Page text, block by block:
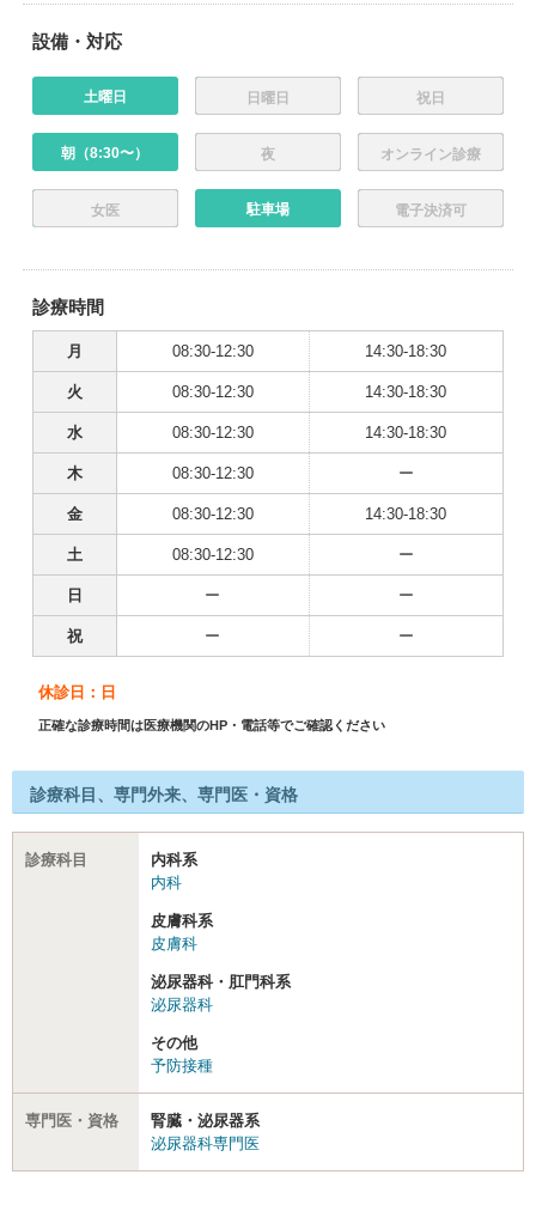
設備・対応
土曜日 日曜日 祝日
朝（8:30〜） 夜 オンライン診療
女医 駐車場 電子決済可
診療時間
月 08:30-12:30 14:30-18:30
火 08:30-12:30 14:30-18:30
水 08:30-12:30 14:30-18:30
木 08:30-12:30 ー
金 08:30-12:30 14:30-18:30
土 08:30-12:30 ー
日 ー ー
祝 ー ー
休診日：日
正確な診療時間は医療機関のHP・電話等でご確認ください
診療科目、専門外来、専門医・資格
診療科目
内科系
内科
皮膚科系
皮膚科
泌尿器科・肛門科系
泌尿器科
その他
予防接種
専門医・資格
腎臓・泌尿器系
泌尿器科専門医